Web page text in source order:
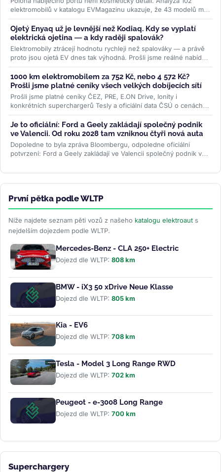
elektromobilů v katalogu EVMagazinu ukazuje, že 43 modelů má
konektor vpravo...>>
Ojetý Enyaq už je levnější než Kodiaq. Kdy se vyplatí
elektrická ojetina — a kdy raději spalovák?
Elektromobily ztrácejí hodnotu rychleji než spalováky — a právě
proto jsou ojetá EV dnes tak výhodná. Prošli jsme reálné nabídky
na...>>
1000 km elektromobilem za 752 Kč, nebo 4 572 Kč?
Prošli jsme platné ceníky všech velkých dobíjecích sítí
Prošli jsme platné ceníky ČEZ, PRE, E.ON Drive, Ionity i
konkrétních superchargerů Tesly a oficiální data ČSÚ o cenách
paliv. Rozdíl je...>>
Je to oficiální: Ford a Geely zakládají společný podnik
ve Valencii. Od roku 2028 tam vzniknou čtyři nová auta
Dopoledne to byla zpráva Bloombergu, odpoledne oficiální
potvrzení: Ford a Geely zakládají ve Valencii společný podnik v
První pětka podle WLTP
Níže najdete seznam pěti vozů z našeho katalogu elektroaut s
nejdelším dojezdem podle WLTP.
Mercedes-Benz - CLA 250+ Electric
Dojezd dle WLTP: 808 km
BMW - iX3 50 xDrive Neue Klasse
Dojezd dle WLTP: 805 km
Kia - EV6
Dojezd dle WLTP: 708 km
Tesla - Model 3 Long Range RWD
Dojezd dle WLTP: 702 km
Peugeot - e-3008 Long Range
Dojezd dle WLTP: 700 km
Superchargery